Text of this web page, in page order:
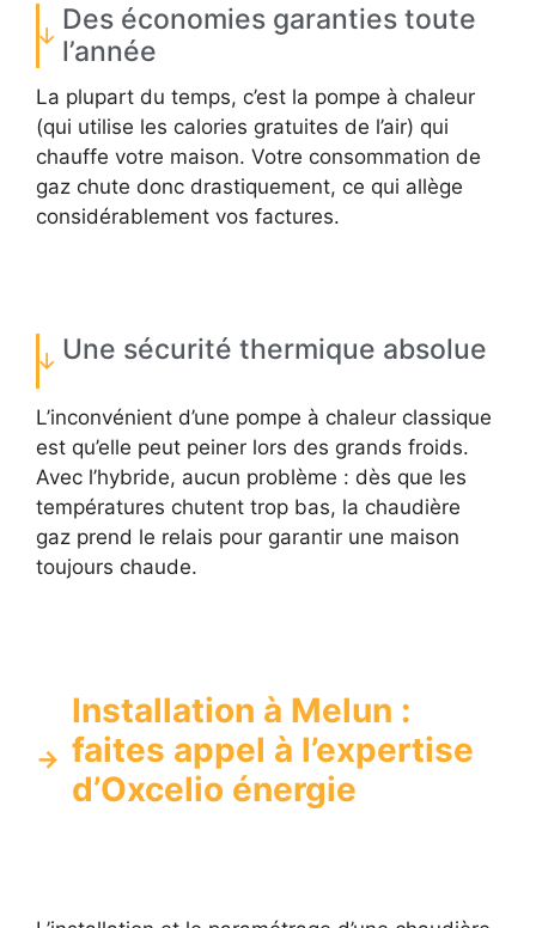
Des économies garanties toute
l’année
La plupart du temps, c’est la pompe à chaleur
(qui utilise les calories gratuites de l’air) qui
chauffe votre maison. Votre consommation de
gaz chute donc drastiquement, ce qui allège
considérablement vos factures.
Une sécurité thermique absolue
L’inconvénient d’une pompe à chaleur classique
est qu’elle peut peiner lors des grands froids.
Avec l’hybride, aucun problème : dès que les
températures chutent trop bas, la chaudière
gaz prend le relais pour garantir une maison
toujours chaude.
Installation à Melun :
faites appel à l’expertise
d’Oxcelio énergie